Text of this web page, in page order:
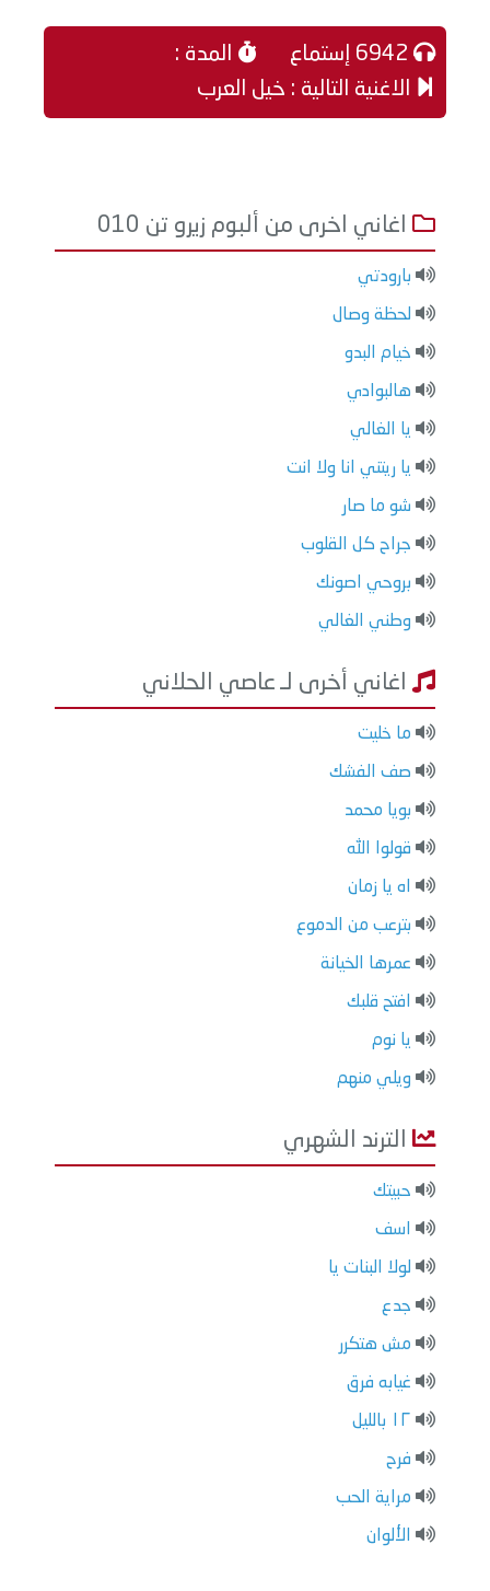
المدة :
الاغنية التالية : خيل العرب
اغاني اخرى من ألبوم زيرو تن 010
بارودتي
لحظة وصال
خيام البدو
هالبوادي
يا الغالي
يا ريتني انا ولا انت
شو ما صار
جراح كل القلوب
بروحي اصونك
وطني الغالي
اغاني أخرى لـ عاصي الحلاني
ما خليت
صف الفشك
بويا محمد
قولوا الله
اه يا زمان
بترعب من الدموع
عمرها الخيانة
افتح قلبك
يا نوم
ويلي منهم
الترند الشهري
حبيتك
اسف
لولا البنات يا
جدع
مش هتكرر
غيابه فرق
١٢ بالليل
فرح
مراية الحب
الألوان